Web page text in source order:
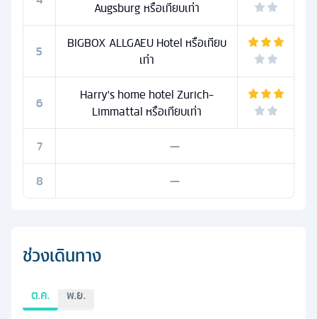
Augsburg หรือเทียบเท่า
5
BIGBOX ALLGAEU Hotel หรือเทียบ
เท่า
6
Harry's home hotel Zurich-
Limmattal หรือเทียบเท่า
7
—
8
—
ช่วงเดินทาง
ต.ค. พ.ย.